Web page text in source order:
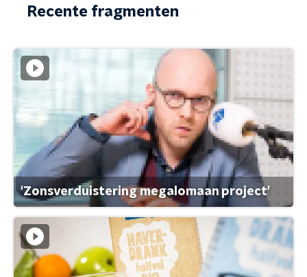
Recente fragmenten
'Zonsverduistering megalomaan project'